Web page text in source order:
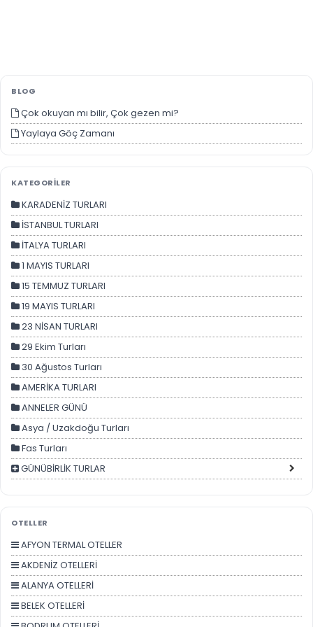
yardımcı olur.
Size ve ilgi alanlarınıza uygun reklamlar göstermek için
kullanılır. Kapatırsanız reklamları görmeye devam
edersiniz, ancak daha az alakalı olabilirler.
BLOG
Çok okuyan mı bilir, Çok gezen mi?
Yaylaya Göç Zamanı
KATEGORİLER
KARADENİZ TURLARI
İSTANBUL TURLARI
İTALYA TURLARI
1 MAYIS TURLARI
15 TEMMUZ TURLARI
19 MAYIS TURLARI
23 NİSAN TURLARI
29 Ekim Turları
30 Ağustos Turları
AMERİKA TURLARI
ANNELER GÜNÜ
Asya / Uzakdoğu Turları
Fas Turları
GÜNÜBİRLİK TURLAR
HAFTA SONU TURLARI
Kadınlar Gününe Özel Turlar
KARTALKAYA TRANSFERİ
KASIM ARA TATİL
Kurban Bayramı Turları
OTELLER
AFYON TERMAL OTELLER
AKDENİZ OTELLERİ
ALANYA OTELLERİ
BELEK OTELLERİ